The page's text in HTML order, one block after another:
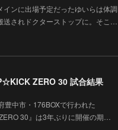
ンに出場予定だったゆいらは体調
送されドクターストップに。そこ…
ZERO 30 試合結果
豊中市・176BOXで行われた
30』は3年ぶりに開催の期…